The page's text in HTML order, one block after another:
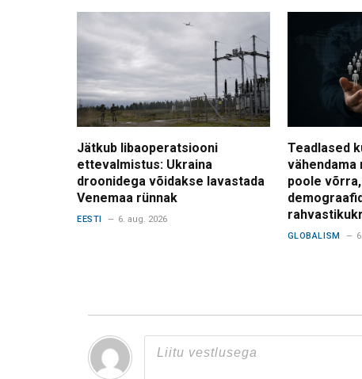
Jätkub libaoperatsiooni
ettevalmistus: Ukraina
droonidega võidakse lavastada
Venemaa rünnak
EESTI 6. aug. 2026
Teadlased
vähendama
poole
GLOBALISM